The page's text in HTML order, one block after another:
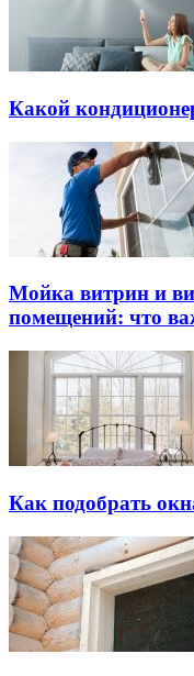
Какой
Мойка витрин и
помещений: что
Как подобрать